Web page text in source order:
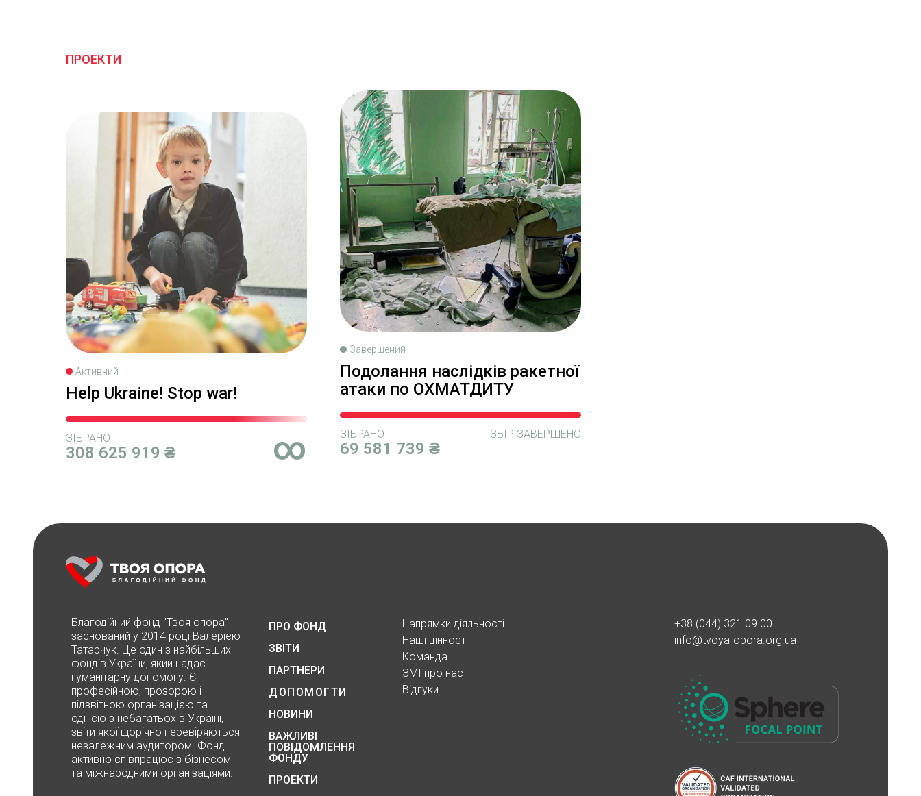
ПРОЕКТИ
Активний
Help Ukraine! Stop war!
ЗІБРАНО
308 625 919 ₴ ∞
Завершений
Подолання наслідків ракетної
атаки по ОХМАТДИТУ
ЗІБРАНО
69 581 739 ₴
ЗБІР ЗАВЕРШЕНО
+38 (044) 321 09 00
info@tvoya-opora.org.ua
ПРО ФОНД
Напрямки діяльності
Наші цінності
Команда
ЗМІ про нас
Відгуки
ЗВІТИ
ПАРТНЕРИ
ДОПОМОГТИ
НОВИНИ
ВАЖЛИВІ
ПОВІДОМЛЕННЯ
ФОНДУ
ПРОЕКТИ
Благодійний фонд "Твоя опора"
заснований у 2014 році Валерією
Татарчук. Це один з найбільших
фондів України, який надає
гуманітарну допомогу. Є
професійною, прозорою і
підзвітною організацією та
однією з небагатьох в Україні,
звіти якої щорічно перевіряються
незалежним аудитором. Фонд
активно співпрацює з бізнесом
та міжнародними організаціями.